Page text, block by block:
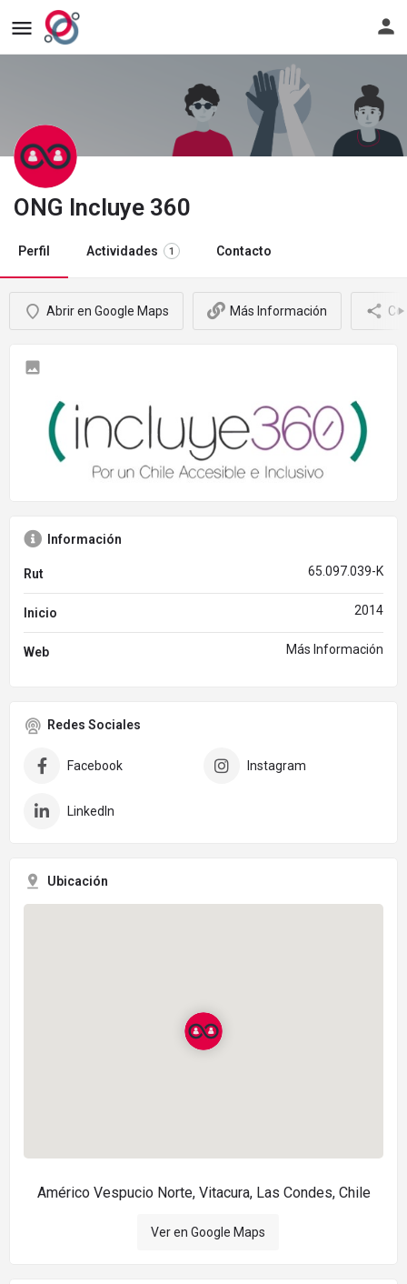
Despliega
dispositivos
móviles
Ir
al
de
a
la
ONG Incluye 360
Perfil Actividades 1 Contacto
Abrir en Google Maps Más Información
Información
Rut 65.097.039-K
Inicio 2014
Web Más Información
Redes Sociales
Facebook Instagram
LinkedIn
Ubicación
Américo Vespucio Norte, Vitacura, Las Condes, Chile
Ver en Google Maps